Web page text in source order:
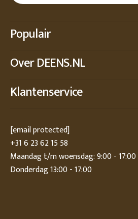
Populair
Over DEENS.NL
Klantenservice
[email protected]
+31 6 23 62 15 58
Maandag t/m woensdag: 9:00 - 17:00
Donderdag 13:00 - 17:00